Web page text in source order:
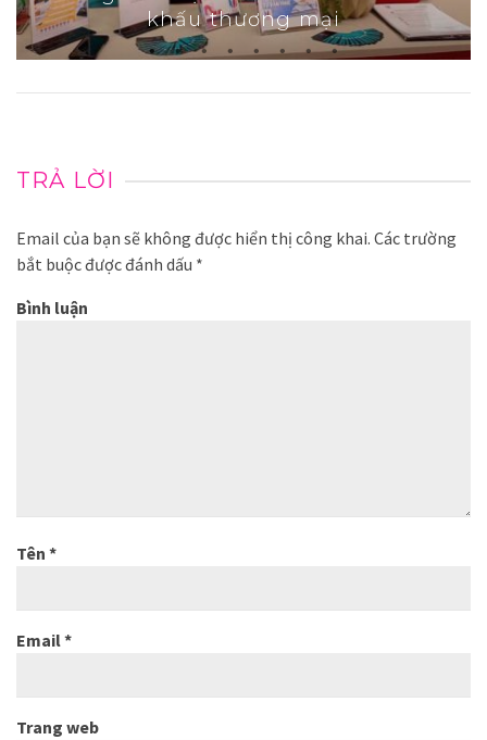
khấu thương mại
TRẢ LỜI
Email của bạn sẽ không được hiển thị công khai. Các trường
bắt buộc được đánh dấu *
Bình luận
Tên *
Email*
Trang web